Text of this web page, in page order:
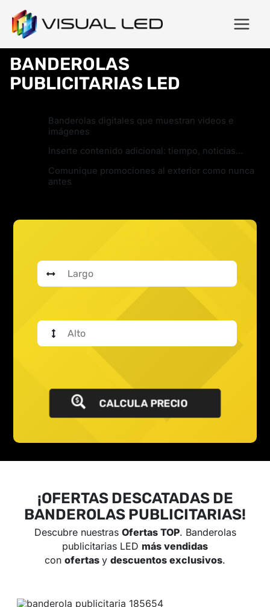
CALCULA PRECIO
BANDEROLAS
PUBLICITARIAS LED
Banderolas digitales que muestran videos e
imágenes
Inserte contenido adicional: tiempo, noticias…
Comunique promociones al exterior como nunca
antes
¡OFERTAS DESCATADAS DE
BANDEROLAS PUBLICITARIAS!
Descubre nuestras Ofertas TOP. Banderolas
publicitarias LED más vendidas
con ofertas y descuentos exclusivos.